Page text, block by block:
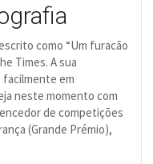
como “Um furacão
Times. A sua
facilmente em
neste momento com
de competições
(Grande Prémio),